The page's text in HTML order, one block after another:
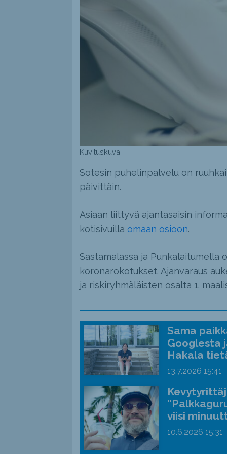
Kuvituskuva.
Sotesin puhelinpalvelu on
päivittäin.
Asiaan liittyvä ajantasaisin
kotisivuilla omaan osioon.
Sastamalassa ja Punkalaitumella
koronarokotukset. Ajanvaraus
ja riskiryhmäläisten osalta 1.
Sama
Googlesta
Hakala
13.7.2026 15:41
viisi
10.6.2026 15:31